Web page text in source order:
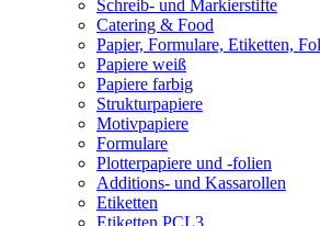
Schreib- und Markierstifte
Catering & Food
Papier, Formulare, Etiketten,
Papiere weiß
Papiere farbig
Strukturpapiere
Motivpapiere
Formulare
Plotterpapiere und -folien
Additions- und Kassarollen
Etiketten